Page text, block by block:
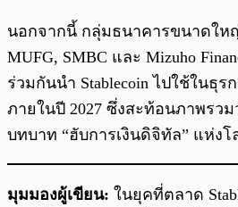
นอกจากนี้ กลุ่มธนาคารขนาดใ
MUFG, SMBC และ Mizuho
ร่วมกันนำ Stablecoin ไปใช้ในธุ
ภายในปี 2027 ซึ่งสะท้อนภาพรว
บทบาท “ฮับการเงินดิจิทัล” แห่ง
มุมมองผู้เขียน: ในยุคที่ตลาด